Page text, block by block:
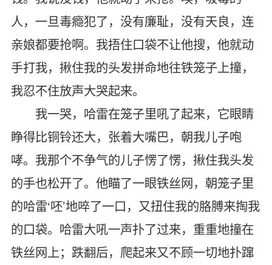
人，一旦毒瘾犯了，没有廉耻，没有天良，连
亲娘都要抢啊。我捂住口袋不让他搜，他就动
手打我，揪住我的头发拼命地往铁笼子上撞，
我忍不住放声大哭起来。
我一哭，哈雷在笼子里吼了起来，它眼睛
睁得比铜铃还大，张着大嘴巴，朝我儿子咆
哮。我那个不争气的儿子愣了愣，揪住我头发
的手也松开了。他瞄了一眼铁丝网，朝笼子里
的哈雷‘呸’地啐了一口，又扭住我的胳膊来掏我
的口袋。哈雷大吼一声扑了过来，重重地撞在
铁丝网上；跌翻后，爬起来又不顾一切地扑蹿